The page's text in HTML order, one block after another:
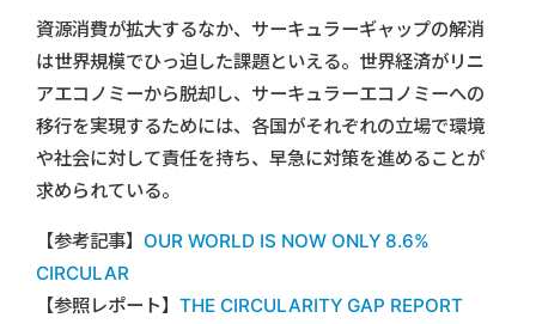
資源消費が拡大するなか、サーキュラーギャップの解消
は世界規模でひっ迫した課題といえる。世界経済がリニ
アエコノミーから脱却し、サーキュラーエコノミーへの
移行を実現するためには、各国がそれぞれの立場で環境
や社会に対して責任を持ち、早急に対策を進めることが
求められている。
【参考記事】 OUR WORLD IS NOW ONLY 8.6%
CIRCULAR
【参照レポート】 THE CIRCULARITY GAP REPORT